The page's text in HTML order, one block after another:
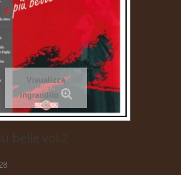
Visualizza
ingrandito
belle vol.2